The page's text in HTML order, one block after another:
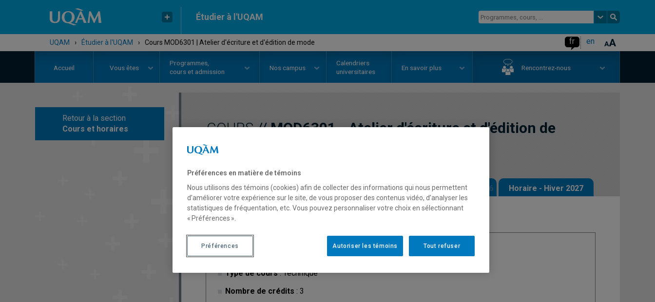
Étudier à l'UQAM
UQAM › Étudier à l'UQAM › Cours MOD6301 | Atelier d'écriture et d'édition de mode fr en
Accueil Vous êtes
Programmes,
cours et admission
Nos campus
Calendriers
universitaires
En savoir plus Rencontrez-nous
Retour à la section
Cours et horaires
COURS// MOD6301-Atelier d'écriture et d'édition de
Description Horaire - Été 2026 Horaire - Automne 2026 Horaire - Hiver 2027
Cycle: 1
Type de cours: Technique
Nombre de crédits : 3
Discipline: Mode
Préférences en matière de témoins
Nous utilisons des témoins (cookies) afin de collecter des informations qui nous permettent
d’améliorer votre expérience sur le site, de vous proposer des contenus vidéo, d’analyser les
statistiques de fréquentation, etc. Vous pouvez personnaliser votre choix en sélectionnant
« Préférences ».
Tout refuser
Autoriser les témoins
Préférences